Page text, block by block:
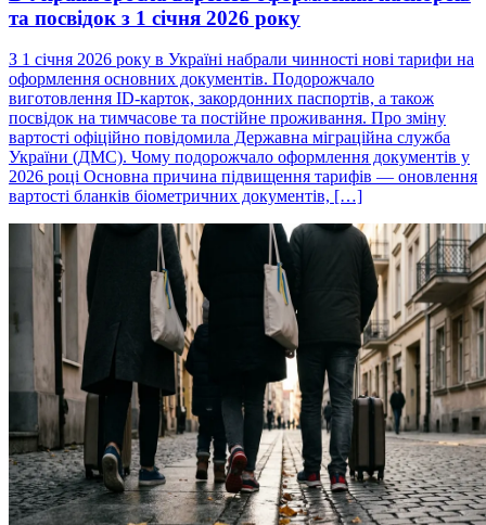
та посвідок з 1 січня 2026 року
З 1 січня 2026 року в Україні набрали чинності нові тарифи на
оформлення основних документів. Подорожчало
виготовлення ID-карток, закордонних паспортів, а також
посвідок на тимчасове та постійне проживання. Про зміну
вартості офіційно повідомила Державна міграційна служба
України (ДМС). Чому подорожчало оформлення документів у
2026 році Основна причина підвищення тарифів — оновлення
вартості бланків біометричних документів, […]